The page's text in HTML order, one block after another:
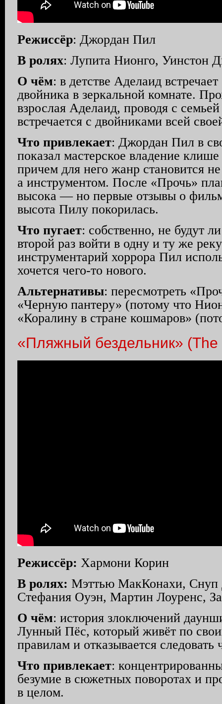
Режиссёр: Джордан Пил
В ролях: Лупита Нионго, Уинстон
О чём: в детстве Аделаид
двойника в зеркальной комнате.
взрослая Аделаид, проводя с
встречается с двойниками всей
Что привлекает: Джордан Пил в
показал мастерское владение
причем для него жанр становится
а инструментом. После «Прочь»
высока — но первые отзывы о
высота Пилу покорилась.
Что пугает: собственно, не будут
второй раз войти в одну и ту же
инструментарий хоррора Пил
хочется чего-то нового.
Альтернативы: пересмотреть
«Черную пантеру» (потому что
«Коралину в стране кошмаров»
«Пляжный бездельник» (The
Режиссёр: Хармони Корин
В ролях: Мэттью МакКонахи,
Стефания Оуэн, Мартин Лоуренс,
О чём: история злоключений
Лунный Пёс, который живёт по
правилам и отказывается
Что привлекает:
безумие в сюжетных поворотах и
в целом.